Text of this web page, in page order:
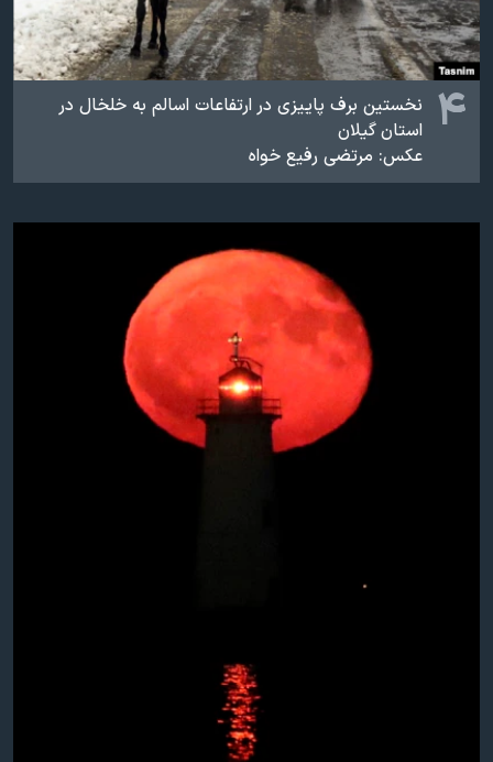
۴
نخستین برف پاییزی در ارتفاعات اسالم به خلخال در
استان گیلان
عکس: مرتضی رفیع خواه